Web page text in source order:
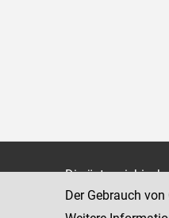
Die
Der Gebrauch